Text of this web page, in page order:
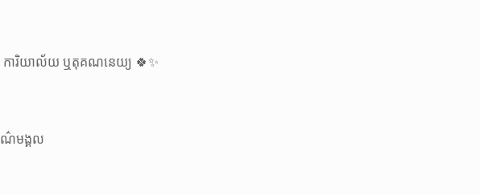
ការិយាល័យ ឬតុគណនេយ្យ 🍀✨
ណ៌មង្គល